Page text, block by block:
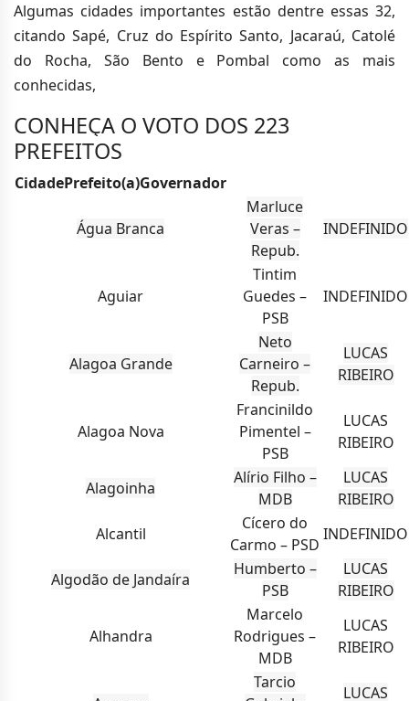
Algumas cidades importantes estão dentre essas 32,
citando Sapé, Cruz do Espírito Santo, Jacaraú, Catolé
do Rocha, São Bento e Pombal como as mais
conhecidas,
CONHEÇA O VOTO DOS 223
PREFEITOS
CidadePrefeito(a)Governador
Água Branca
Marluce
Veras –
Repub.
INDEFINIDO
Aguiar
Tintim
Guedes –
PSB
INDEFINIDO
Alagoa Grande
Neto
Carneiro –
Repub.
LUCAS
RIBEIRO
Alagoa Nova
Francinildo
Pimentel –
PSB
LUCAS
RIBEIRO
Alagoinha
Alírio Filho –
MDB
LUCAS
RIBEIRO
Alcantil
Cícero do
Carmo – PSD
INDEFINIDO
Algodão de Jandaíra
Humberto –
PSB
LUCAS
RIBEIRO
Alhandra
Marcelo
Rodrigues –
MDB
LUCAS
RIBEIRO
Tarcio
LUCAS